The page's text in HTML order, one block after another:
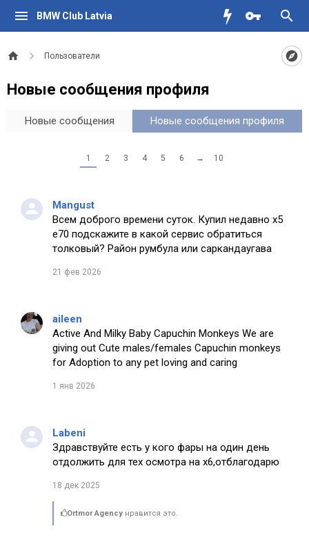
BMW Club Latvia
Пользователи
Новые сообщения профиля
Новые сообщения Новые сообщения профиля
1 2 3 4 5 6 → 10
Mangust
Всем доброго времени суток. Купил недавно х5
е70 подскажите в какой сервис обратиться
толковый? Район румбула или саркандаугава
21 фев 2026
aileen
Active And Milky Baby Capuchin Monkeys We are
giving out Cute males/females Capuchin monkeys
for Adoption to any pet loving and caring
1 янв 2026
Labeni
Здравствуйте есть у кого фары на один день
отдолжить для тех осмотра на х6,отблагодарю
18 дек 2025
Ortmor Agency нравится это.